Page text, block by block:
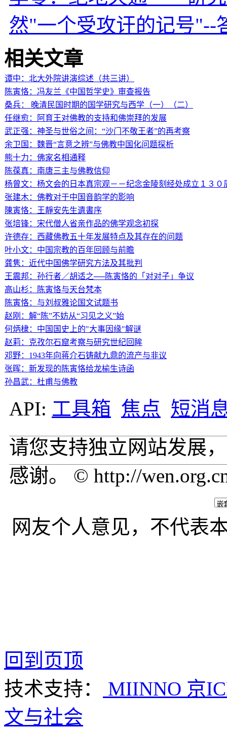
然"一个受攻讦的记号"--
相关文章
谭中：北大外院讲演综述（共三讲）
陈寅恪：冯友兰《中国哲学史》审查报告
桑兵： 晚清民国时期的国学研究与西学（一）（二）
任继愈：阿育王对佛教的支持和佛崇拜的发展
武正强：神圣与世俗之间：“沙门不敬王者”的再考察
余卫国：魏晋“言意之辨”与佛教中国化问题探析
熊十力：佛家名相通释
陈葆真：南唐三主与佛教信仰
杨曾文：杨文会的日本真宗观－－纪念金陵刻经处成立１３０
张建木：佛教对于中国音韵学的影响
陳寅恪：王靜安先生遺書序
张培锋：宋代僧人省亲作品的佛学观念初探
许德存：西藏佛教五十年发展特点及其存在的问题
叶小文：中国宗教的百年回顾与前瞻
龚隽：近代中国佛学研究方法及其批判
王震邦：孙行者／胡适之──陈寅恪的「对对子」争议
高山杉：陈寅恪与天台梵本
陈寅恪：与刘叔雅论国文试题书
赵刚：解“陈”不妨从“习见之义”始
何炳棣：中国国史上的"大事因缘"解谜
赵莉：克孜尔石窟考察与研究世纪回眸
邓野：1943年向蒋介石铸献九鼎的流产与非议
张晖：新发现的陈寅恪给龙榆生诗函
孙昌武：杜甫与佛教
API: 工具箱 焦点 短消
请您支持独立网站发展
感谢。 © http://
网友个人意见，不代表
回到页顶
技术支持：
MIINNO 京
文与社会